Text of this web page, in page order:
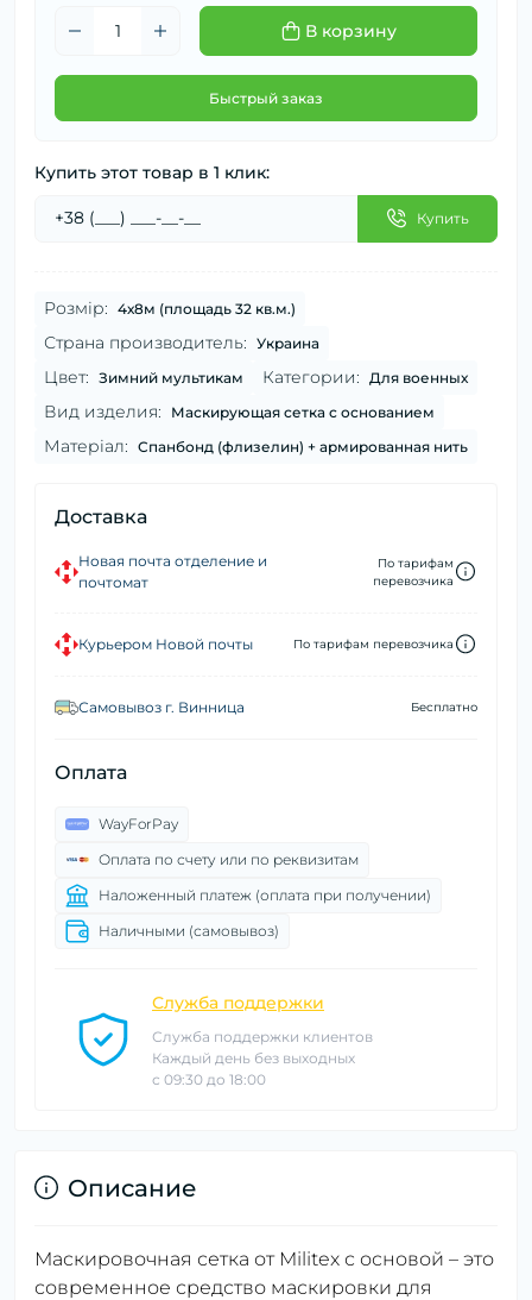
В корзину
Быстрый заказ
Купить этот товар в 1 клик:
Купить
Розмір: 4х8м (площадь 32 кв.м.)
Страна производитель: Украина
Цвет: Зимний мультикам Категории: Для военных
Вид изделия: Маскирующая сетка с основанием
Матеріал: Спанбонд (флизелин) + армированная нить
Доставка
Новая почта отделение и
почтомат
По тарифам
перевозчика
Курьером Новой почты По тарифам перевозчика
Самовывоз г. Винница Бесплатно
Оплата
WayForPay
Оплата по счету или по реквизитам
Наложенный платеж (оплата при получении)
Наличными (самовывоз)
Служба поддержки
Служба поддержки клиентов
Каждый день без выходных
с 09:30 до 18:00
Описание
Маскировочная сетка от Militex с основой – это
современное средство маскировки для